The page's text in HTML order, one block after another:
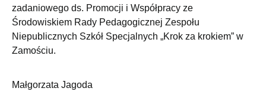
zadaniowego ds. Promocji i Współpracy ze
Środowiskiem Rady Pedagogicznej Zespołu
Niepublicznych Szkół Specjalnych „Krok za krokiem” w
Zamościu.
Małgorzata Jagoda